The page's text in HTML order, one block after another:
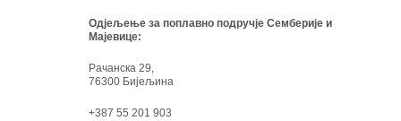
Одјељење за поплавно подручје Семберије и
Мајевице:
Рачанска 29,
76300 Бијељина
+387 55 201 903